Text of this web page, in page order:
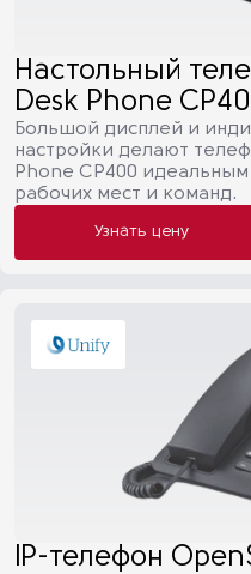
Настольный
Desk Phone
Большой дисплей и
настройки делают
Phone CP400
рабочих мест и команд.
Узнать цену
IP-телефон